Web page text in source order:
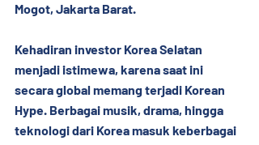
Mogot, Jakarta Barat.
Kehadiran investor Korea Selatan
menjadi istimewa, karena saat ini
secara global memang terjadi Korean
Hype. Berbagai musik, drama, hingga
teknologi dari Korea masuk keberbagai